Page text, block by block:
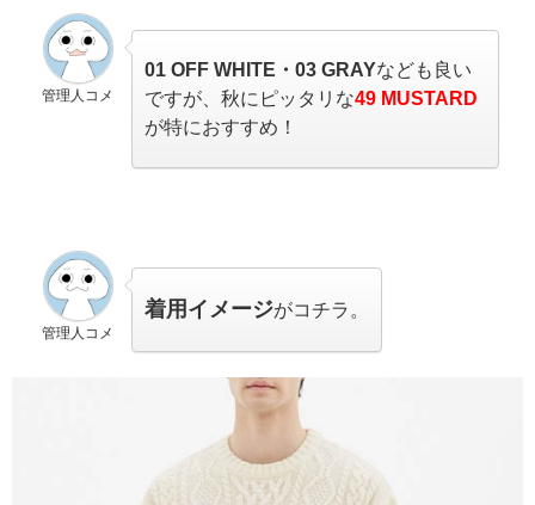
管理人コメ
01 OFF WHITE・03 GRAYなども良い
ですが、秋にピッタリな49 MUSTARD
が特におすすめ！
管理人コメ
着用イメージがコチラ。